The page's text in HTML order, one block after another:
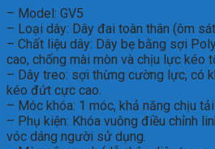
– Model: GV5
– Loại dây: Dây đai toàn thân (ôm
– Chất liệu dây: Dây bẹ bằng sợi
cao, chống mài mòn và chịu lực kéo
– Dây treo: sợi thừng cường lực, có
kéo đứt cực cao.
– Móc khóa: 1 móc, khả năng chịu
– Phụ kiện: Khóa vuông điều chỉnh
vóc dáng người sử dụng.